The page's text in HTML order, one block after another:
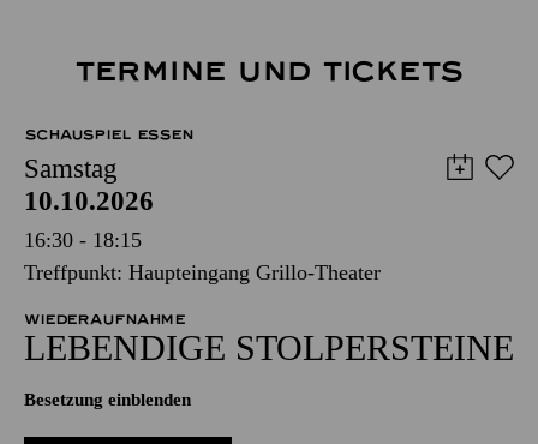
TERMINE UND TICKETS
SCHAUSPIEL ESSEN
Samstag
10.10.2026
16:30 - 18:15
Treffpunkt: Haupteingang Grillo-Theater
WIEDERAUFNAHME
LEBENDIGE STOLPER­STEINE
Besetzung einblenden